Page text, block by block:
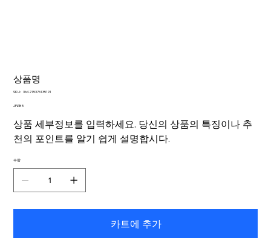
상품명
SKU: SKU:
364215376135191
가
JP¥85
상품 세부정보를 입력하세요. 당신의 상품의 특징이나 추
천의 포인트를 알기 쉽게 설명합시다.
수량
카트에 추가